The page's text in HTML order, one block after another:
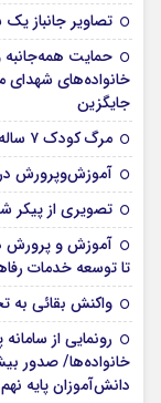
تصاویر جانباز یک
حمایت
جایگزین
مرگ کودک ۷ ساله در آتش‌سوزی مشهد
آموزش‌وپرورش
تصویری از پیکر شهید ۲ سالۀ جنایت
آموزش و پرورش
تا توسعه خدمات
واکنش بقائی به
رونمایی از
دانش‌آموزان پایه نهم